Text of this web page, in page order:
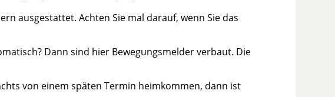
ausgestattet. Achten Sie mal darauf, wenn Sie das
Dann sind hier Bewegungsmelder verbaut. Die
von einem späten Termin heimkommen, dann ist